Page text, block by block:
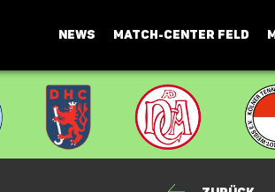
NEWS MATCH-CENTER FELD